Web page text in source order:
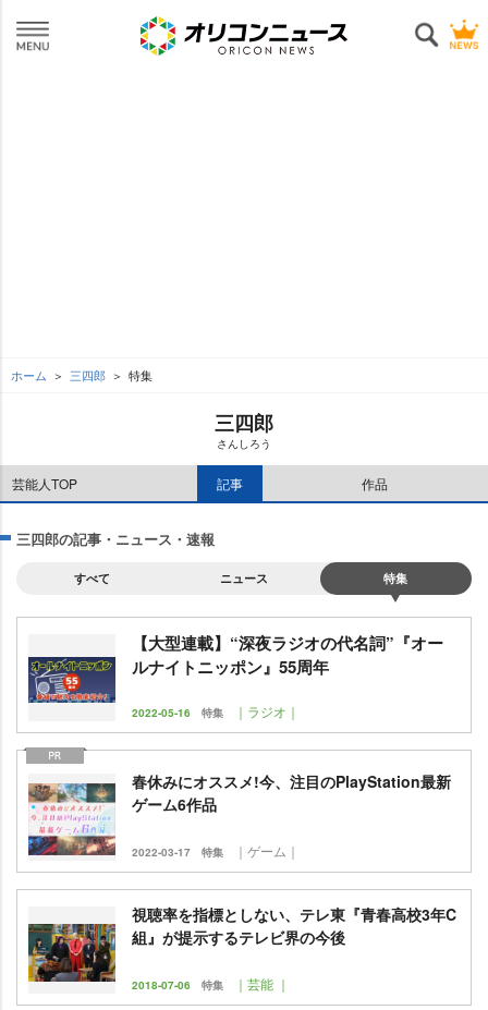
ホーム 三四郎 特集
三四郎
さんしろう
芸能人TOP 記事 作品
三四郎の記事・ニュース・速報
すべて ニュース 特集
【大型連載】“深夜ラジオの代名詞”『オー
ルナイトニッポン』55周年
2022-05-16 特集 ｜ラジオ｜
春休みにオススメ!今、注目のPlayStation最新
ゲーム6作品
2022-03-17 特集 ｜ゲーム｜
視聴率を指標としない、テレ東『青春高校3年C
組』が提示するテレビ界の今後
2018-07-06 特集 ｜芸能 ｜